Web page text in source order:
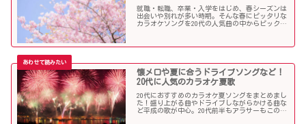
就職・転職、卒業・入学をはじめ、春シーズンは
出会いや別れが多い時期。そんな春にピッタリな
カラオケソングを20代の人気曲の中からピックア
懐メロや夏に合うドライブソングなど！
20代に人気のカラオケ夏歌
20代におすすめのカラオケ夏ソングをまとめまし
た！盛り上がる曲やドライブしながらかける曲な
ど平成の歌が中心。20代前半もアラサーもこの曲